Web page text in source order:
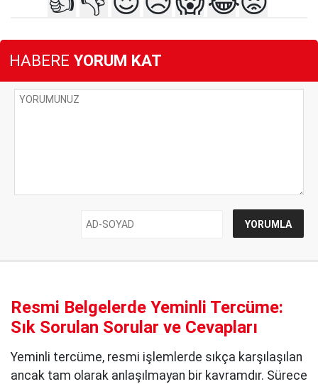
HABERE YORUM KAT
Resmi Belgelerde Yeminli Tercüme:
Sık Sorulan Sorular ve Cevapları
Yeminli tercüme, resmi işlemlerde sıkça karşılaşılan
ancak tam olarak anlaşılmayan bir kavramdır. Sürece